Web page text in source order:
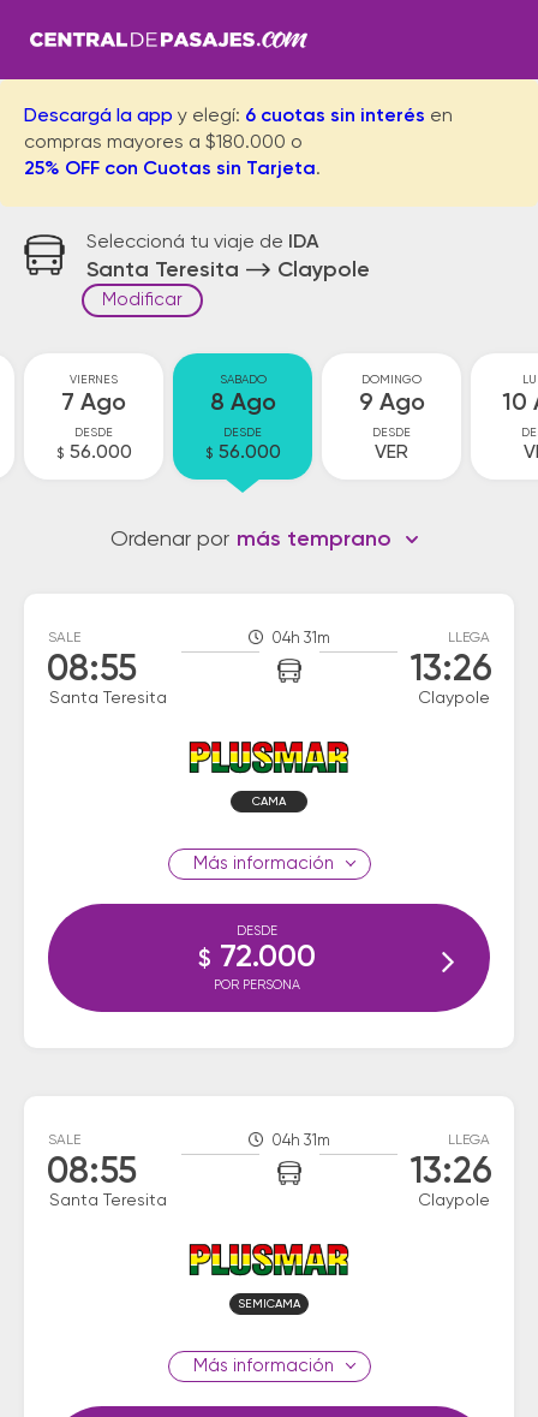
Descargá la app y elegí: 6 cuotas sin interés en
compras mayores a $180.000 o
25% OFF con Cuotas sin Tarjeta.
Seleccioná tu viaje de IDA
Santa Teresita Claypole
Modificar
VIERNES
7 Ago
DESDE
$ 56.000
SABADO
8 Ago
DESDE
$ 56.000
DOMINGO
9 Ago
DESDE
VER
10
Ordenar por más temprano
SALE
08:55
Santa Teresita
04h 31m LLEGA
13:26
Claypole
CAMA
información
DESDE
$ 72.000
POR PERSONA
SALE
08:55
Santa Teresita
04h 31m LLEGA
13:26
Claypole
SEMICAMA
información